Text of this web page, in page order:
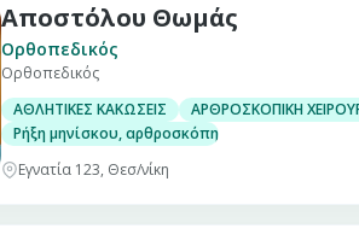
Αποστόλου Θωμάς
Ορθοπεδικός
Ορθοπεδικός
ΑΘΛΗΤΙΚΕΣ ΚΑΚΩΣΕΙΣ
ΑΡΘΡΟΣΚΟΠΙΚΗ
Ρήξη μηνίσκου, αρθροσκόπηση γόνατος
Εγνατία 123, Θεσ/νίκη